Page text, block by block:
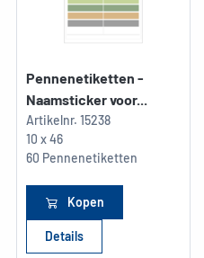
Pennenetiketten -
Naamsticker voor...
Artikelnr. 15238
10 x 46
60 Pennenetiketten
Kopen
Details